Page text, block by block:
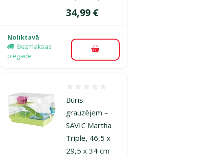
Cena
34,99 €
Noliktavā
Bezmaksas
piegāde
Pievienot grozam
Būris
grauzējem –
SAVIC Martha
Triple, 46,5 x
29,5 x 34 cm